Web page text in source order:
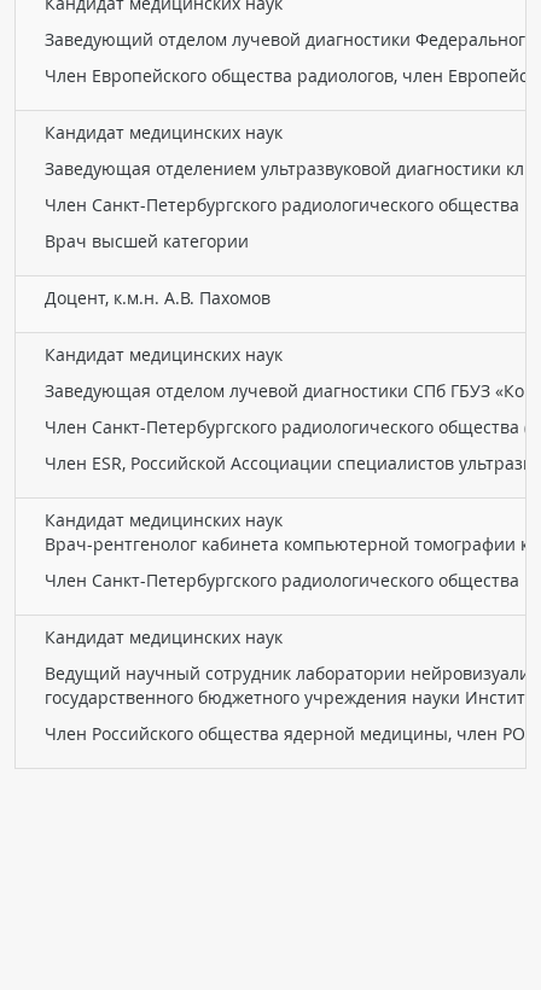
Заведующий отделом лучевой диагностики
Член Европейского общества радиологов, член
Кандидат медицинских наук
Заведующая отделением ультразвуковой диагностики
Член Санкт-Петербургского радиологического общества
Врач высшей категории
Доцент, к.м.н. А.В. Пахомов
Кандидат медицинских наук
Заведующая отделом лучевой диагностики СПб ГБУЗ
Член Санкт-Петербургского радиологического общества
Член ESR, Российской Ассоциации специалистов
Кандидат медицинских наук
Врач-рентгенолог кабинета компьютерной томографии
Член Санкт-Петербургского радиологического общества
Кандидат медицинских наук
Ведущий научный сотрудник лаборатории
государственного бюджетного учреждения науки
Член Российского общества ядерной медицины, член